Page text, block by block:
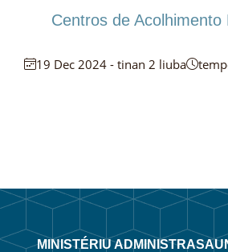
Centros de Acolhimento
19 Dec 2024 - tinan 2 liuba
MINISTÉRIU